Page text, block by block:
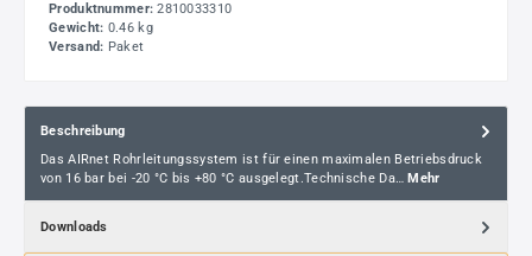
Produktnummer: 2810033310
Gewicht: 0.46 kg
Versand: Paket
Beschreibung
Das AIRnet Rohrleitungssystem ist für einen maximalen Betriebsdruck
von 16 bar bei -20 °C bis +80 °C ausgelegt.Technische Da… Mehr
Downloads